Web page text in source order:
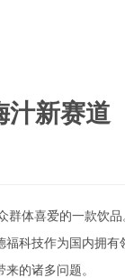
汁新赛道
群体喜爱的一款饮
科技作为国内拥有
的诸多问题。